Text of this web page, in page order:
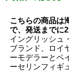
こちらの商品は
で、発送までに
イングリッシュ
ブランド、ロイ
ーモデラーとペ
ーセリンフィギ